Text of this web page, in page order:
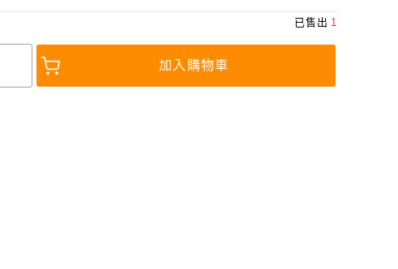
已售出 1
加入購物車